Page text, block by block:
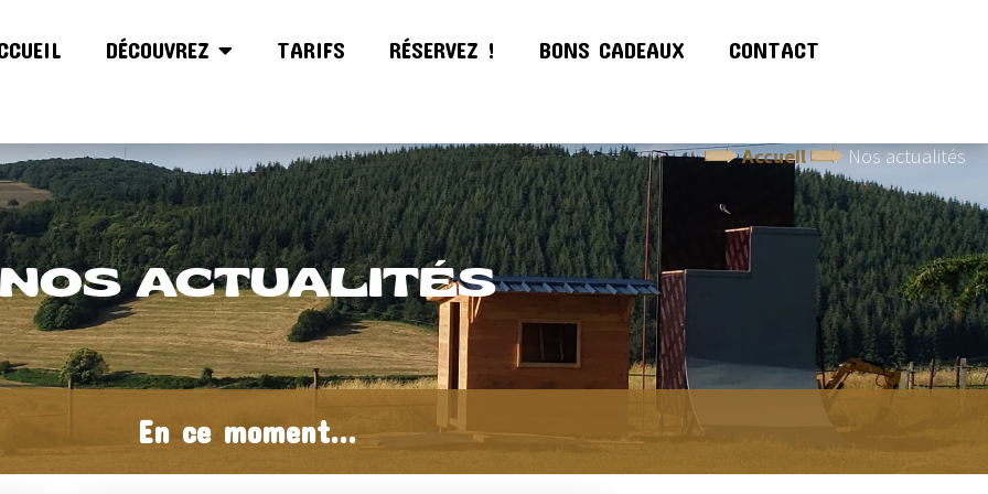
DÉCOUVREZ TARIFS RÉSERVEZ ! BONS CADEAUX CONTACT
Accueil Nos actualités
ACTUALITÉS
En ce moment...